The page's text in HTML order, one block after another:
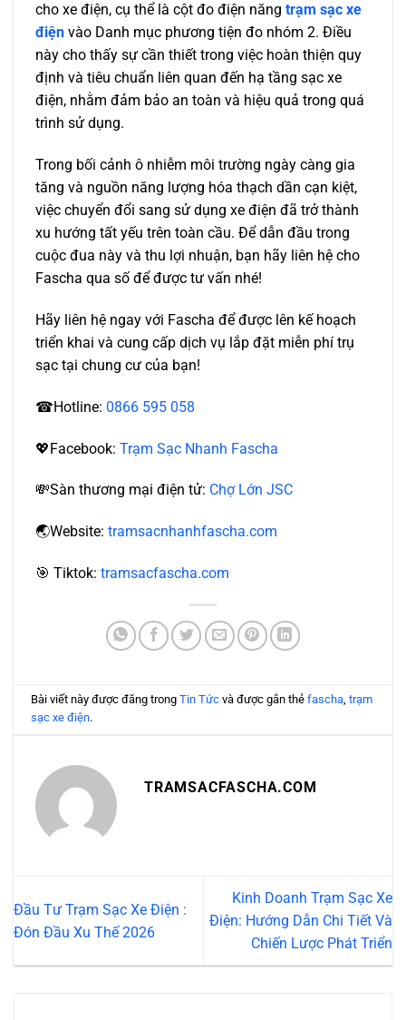
cho xe điện, cụ thể là cột đo điện năng trạm sạc xe
điện vào Danh mục phương tiện đo nhóm 2. Điều
này cho thấy sự cần thiết trong việc hoàn thiện quy
định và tiêu chuẩn liên quan đến hạ tầng sạc xe
điện, nhằm đảm bảo an toàn và hiệu quả trong quá
trình sử dụng.
Trong bối cảnh ô nhiễm môi trường ngày càng gia
tăng và nguồn năng lượng hóa thạch dần cạn kiệt,
việc chuyển đổi sang sử dụng xe điện đã trở thành
xu hướng tất yếu trên toàn cầu. Để dẫn đầu trong
cuộc đua này và thu lợi nhuận, bạn hãy liên hệ cho
Fascha qua số để được tư vấn nhé!
Hãy liên hệ ngay với Fascha để được lên kế hoạch
triển khai và cung cấp dịch vụ lắp đặt miễn phí trụ
sạc tại chung cư của bạn!
☎Hotline: 0866 595 058
💖Facebook: Trạm Sạc Nhanh Fascha
💸Sàn thương mại điện tử: Chợ Lớn JSC
🌏Website: tramsacnhanhfascha.com
🎯 Tiktok: tramsacfascha.com
Bài viết này được đăng trongTin Tức và được gắn thẻfascha,trạm
sạc xe điện.
TRAMSACFASCHA.COM
Đầu Tư Trạm Sạc Xe Điện :
Đón Đầu Xu Thế 2026
Kinh Doanh Trạm Sạc Xe
Điện: Hướng Dẫn Chi Tiết Và
Chiến Lược Phát Triển